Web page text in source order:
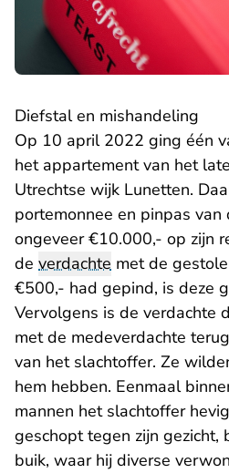
Diefstal en mishandeling
Op 10 april 2022 ging één
het appartement van het
Utrechtse wijk Lunetten.
portemonnee en pinpas
ongeveer €10.000,- op zijn
de verdachte met de
€500,- had gepind, is deze
Vervolgens is de verdachte
met de medeverdachte
van het slachtoffer. Ze
hem hebben. Eenmaal
mannen het slachtoffer
geschopt tegen zijn gezicht,
buik, waar hij diverse